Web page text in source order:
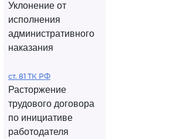
Уклонение от
исполнения
административного
наказания
ст. 81 ТК РФ
Расторжение
трудового договора
по инициативе
работодателя